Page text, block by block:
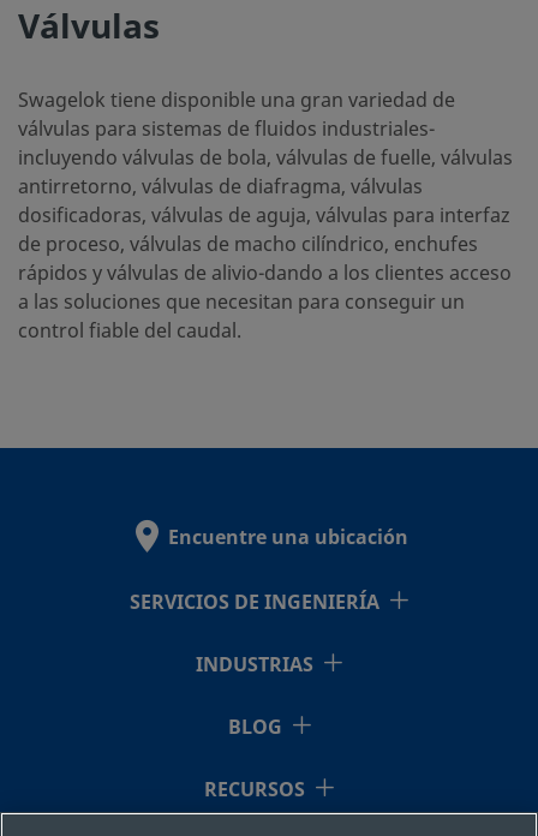
Válvulas
Swagelok tiene disponible una gran variedad de
válvulas para sistemas de fluidos industriales-
incluyendo válvulas de bola, válvulas de fuelle, válvulas
antirretorno, válvulas de diafragma, válvulas
dosificadoras, válvulas de aguja, válvulas para interfaz
de proceso, válvulas de macho cilíndrico, enchufes
rápidos y válvulas de alivio-dando a los clientes acceso
a las soluciones que necesitan para conseguir un
control fiable del caudal.
Encuentre una ubicación
SERVICIOS DE INGENIERÍA
INDUSTRIAS
BLOG
RECURSOS